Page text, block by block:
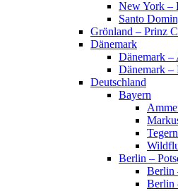
New York –
Santo
Grönland – Prinz
Dänemark
Dänemark –
Dänemark
Deutschland
Bayern
Berlin –
Berlin
Berlin